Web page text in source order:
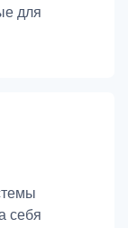
для
себя